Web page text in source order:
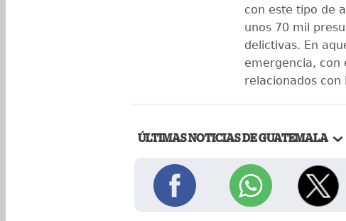
con este tipo de
unos 70 mil
delictivas. En
emergencia, con
relacionados con
ÚLTIMAS NOTICIAS DE GUATEMALA